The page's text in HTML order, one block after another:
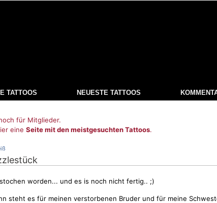
TATTOOS NEUESTE TATTOOS
für Mitglieder.
eine Seite mit den meistgesuchten Tattoos.
worden... und es is noch nicht fertig.. ;)
steht es für meinen verstorbenen Bruder und für meine